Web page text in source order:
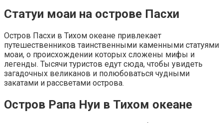
Статуи моаи на острове Пасхи
Остров Пасхи в Тихом океане привлекает
путешественников таинственными каменными статуями
моаи, о происхождении которых сложены мифы и
легенды. Тысячи туристов едут сюда, чтобы увидеть
загадочных великанов и полюбоваться чудными
закатами и рассветами острова.
Остров Рапа Нуи в Тихом океане